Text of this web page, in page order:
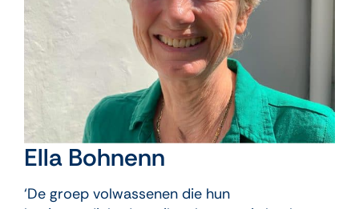
Ella Bohnenn
‘De groep volwassenen die hun